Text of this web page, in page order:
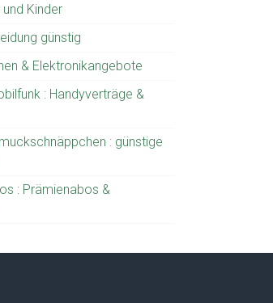
Kinder
günstig
& Elektronikangebote
: Handyverträge &
: günstige
: Prämienabos &